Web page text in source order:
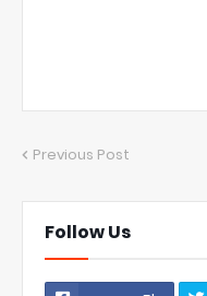
Previous Post
Follow Us